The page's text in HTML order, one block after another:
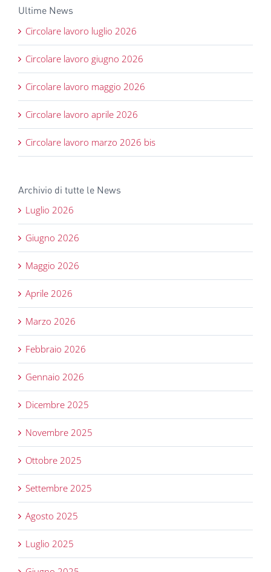
Ultime News
Circolare lavoro luglio 2026
Circolare lavoro giugno 2026
Circolare lavoro maggio 2026
Circolare lavoro aprile 2026
Circolare lavoro marzo 2026 bis
Archivio di tutte le News
Luglio 2026
Giugno 2026
Maggio 2026
Aprile 2026
Marzo 2026
Febbraio 2026
Gennaio 2026
Dicembre 2025
Novembre 2025
Ottobre 2025
Settembre 2025
Agosto 2025
Luglio 2025